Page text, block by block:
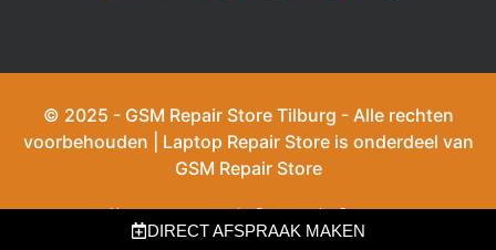
DIRECT AFSPRAAK MAKEN
© 2025 - GSM Repair Store Tilburg - Alle rechten
voorbehouden | Laptop Repair Store is onderdeel van
GSM Repair Store
Algemene voorwaardenPrivacy policySitemap